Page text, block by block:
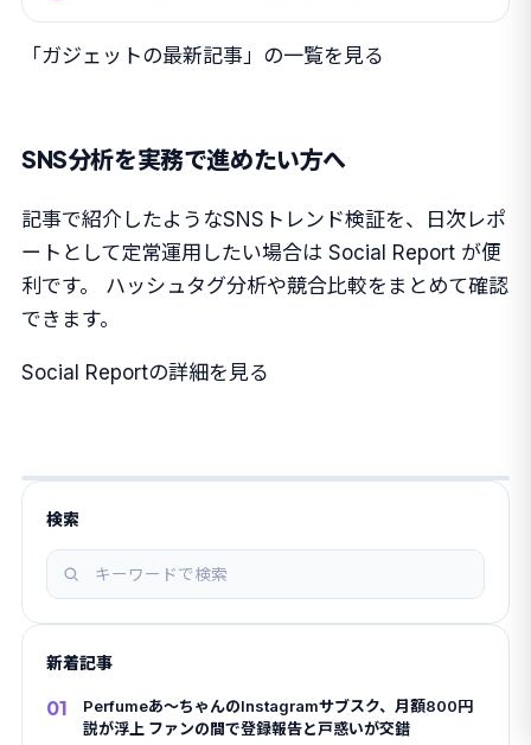
「ガジェットの最新記事」の一覧を見る
SNS分析を実務で進めたい方へ
記事で紹介したようなSNSトレンド検証を、日次レポ
ートとして定常運用したい場合は Social Report が便
利です。 ハッシュタグ分析や競合比較をまとめて確認
できます。
Social Reportの詳細を見る
検索
記
事
を
検
索
新着記事
01
Perfumeあ〜ちゃんのInstagramサブスク、月額800円
説が浮上 ファンの間で登録報告と戸惑いが交錯